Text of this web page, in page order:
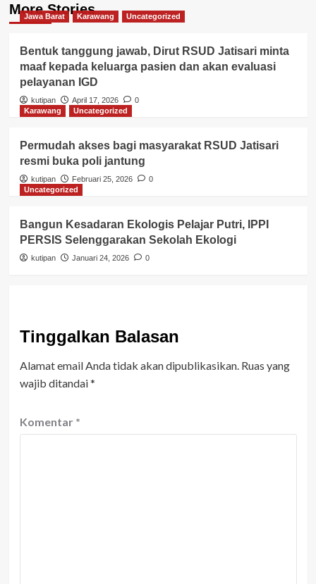
More Stories
Jawa Barat Karawang Uncategorized
Bentuk tanggung jawab, Dirut RSUD Jatisari minta
maaf kepada keluarga pasien dan akan evaluasi
pelayanan IGD
kutipan April 17, 2026
0
Karawang
Uncategorized
Permudah akses bagi masyarakat RSUD Jatisari
resmi buka poli jantung
kutipan Februari 25, 2026
0
Uncategorized
Bangun Kesadaran Ekologis Pelajar Putri, IPPI
PERSIS Selenggarakan Sekolah Ekologi
kutipan Januari 24, 2026 0
Tinggalkan Balasan
Alamat email Anda tidak akan dipublikasikan. Ruas yang
wajib ditandai*
Komentar *